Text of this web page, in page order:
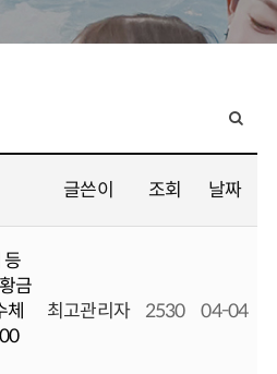
글쓴이 조회 날짜
등
금
체
최고관리자 2530 04-04